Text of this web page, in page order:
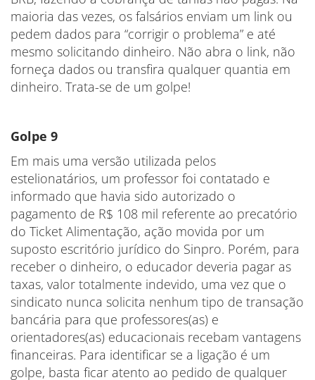
maioria das vezes, os falsários enviam um link ou
pedem dados para “corrigir o problema” e até
mesmo solicitando dinheiro. Não abra o link, não
forneça dados ou transfira qualquer quantia em
dinheiro. Trata-se de um golpe!
Golpe 9
Em mais uma versão utilizada pelos
estelionatários, um professor foi contatado e
informado que havia sido autorizado o
pagamento de R$ 108 mil referente ao precatório
do Ticket Alimentação, ação movida por um
suposto escritório jurídico do Sinpro. Porém, para
receber o dinheiro, o educador deveria pagar as
taxas, valor totalmente indevido, uma vez que o
sindicato nunca solicita nenhum tipo de transação
bancária para que professores(as) e
orientadores(as) educacionais recebam vantagens
financeiras. Para identificar se a ligação é um
golpe, basta ficar atento ao pedido de qualquer